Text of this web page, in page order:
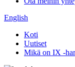
English
Koti
Uutiset
Mikä on IX -